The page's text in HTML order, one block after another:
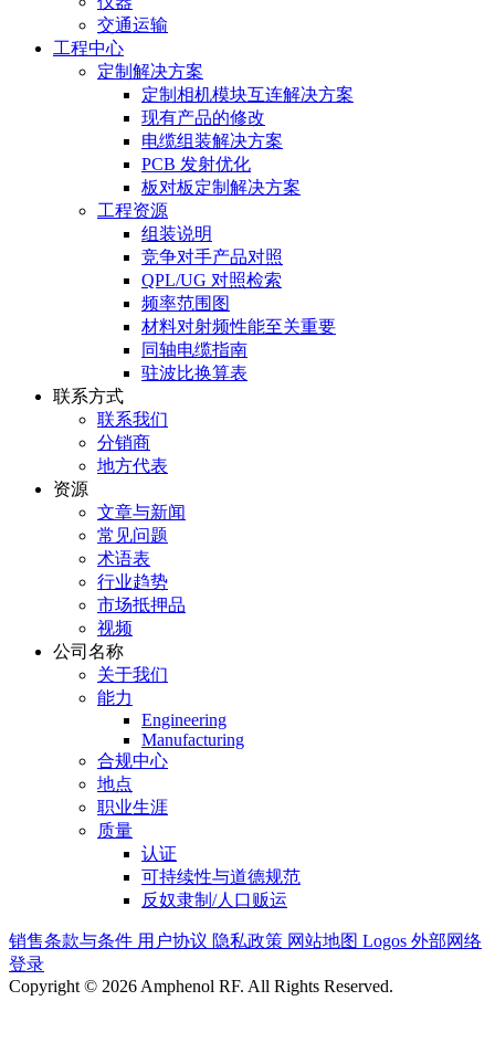
交通运输
工程中心
定制解决方案
定制相机模块互连解决方案
现有产品的修改
电缆组装解决方案
PCB 发射优化
板对板定制解决方案
工程资源
组装说明
竞争对手产品对照
QPL/UG 对照检索
频率范围图
材料对射频性能至关重要
同轴电缆指南
驻波比换算表
联系方式
联系我们
分销商
地方代表
资源
文章与新闻
常见问题
术语表
行业趋势
市场抵押品
视频
公司名称
关于我们
能力
Engineering
Manufacturing
合规中心
地点
职业生涯
质量
认证
可持续性与道德规范
反奴隶制/人口贩运
销售条款与条件 用户协议 隐私政策 网站地图 Logos 外部网络
登录
Copyright © 2026 Amphenol RF. All Rights Reserved.